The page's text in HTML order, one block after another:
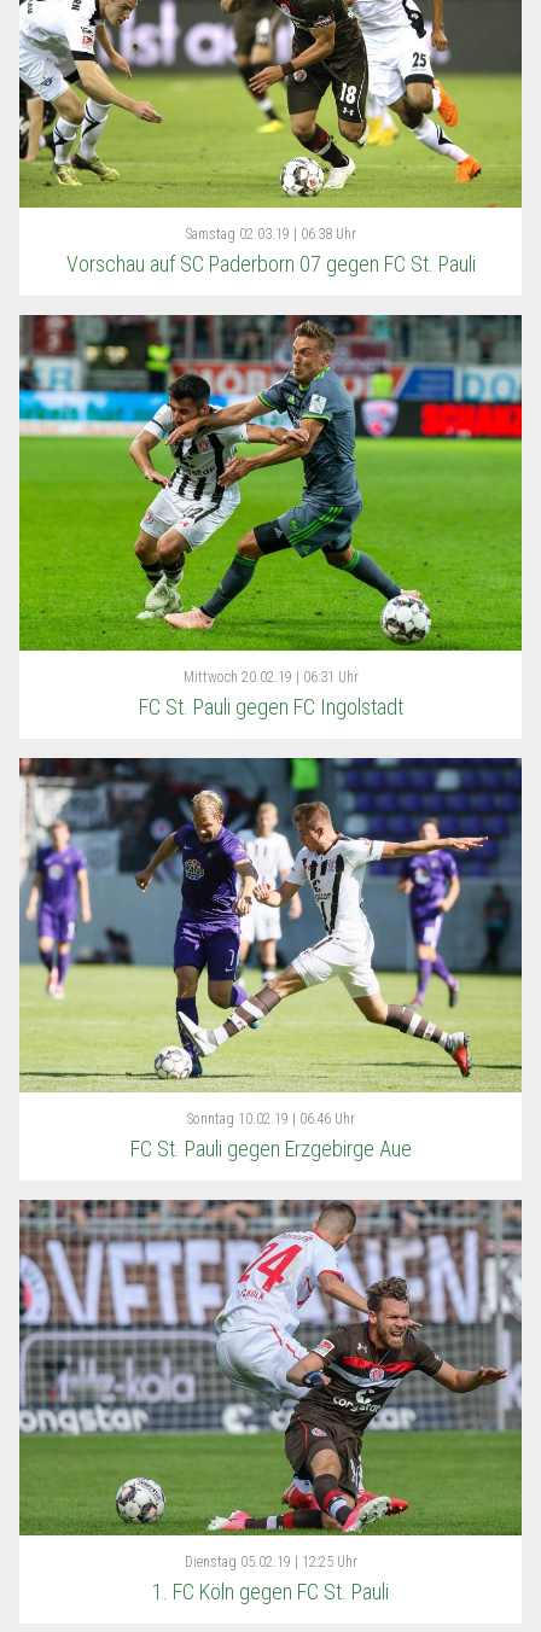
Samstag 02.03.19 | 06:38 Uhr
Vorschau auf SC Paderborn 07 gegen FC St. Pauli
Mittwoch 20.02.19 | 06:31 Uhr
FC St. Pauli gegen FC Ingolstadt
Sonntag 10.02.19 | 06:46 Uhr
FC St. Pauli gegen Erzgebirge Aue
Dienstag 05.02.19 | 12:25 Uhr
1. FC Köln gegen FC St. Pauli